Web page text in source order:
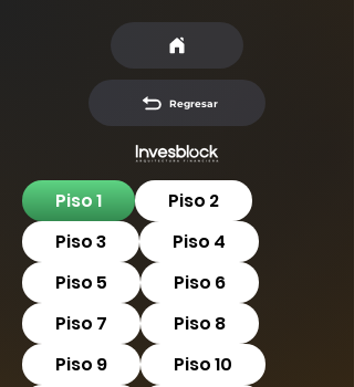
Regresar
Piso 1
Piso 2
Piso 3
Piso 4
Piso 5
Piso 6
Piso 7
Piso 8
Piso 9
Piso 10